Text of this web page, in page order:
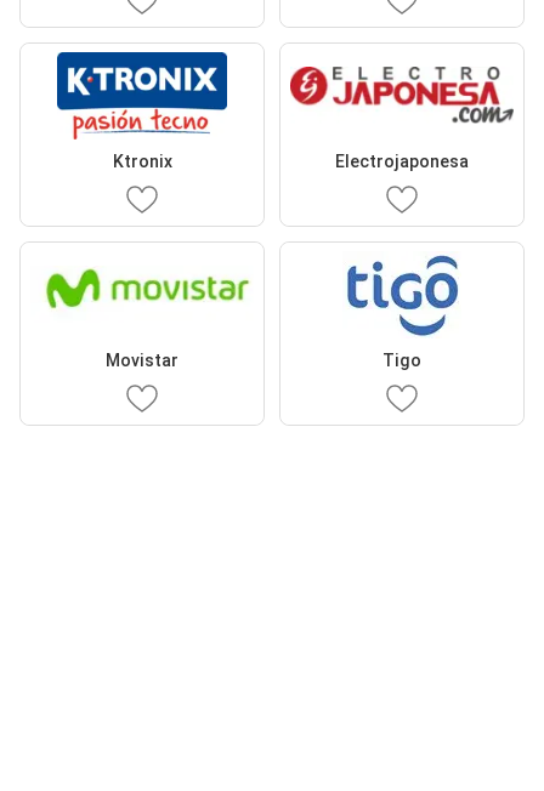
Ktronix Electrojaponesa
Movistar Tigo